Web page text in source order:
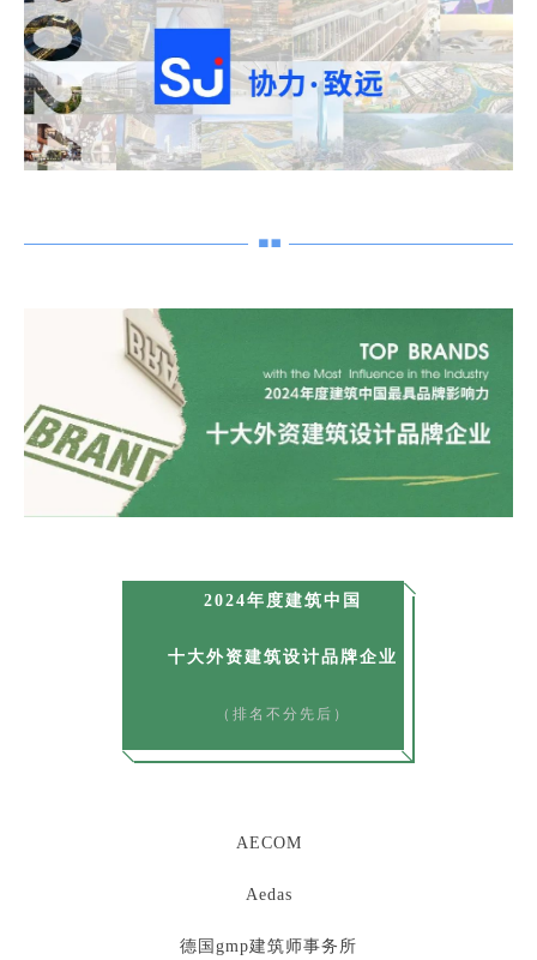
2024年度建筑中国
十大外资建筑设计品牌企业
（排名不分先后）
AECOM
Aedas
德国gmp建筑师事务所